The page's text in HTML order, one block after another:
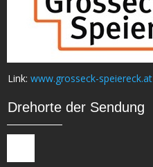
Link: www.grosseck-speiereck.at
Drehorte der Sendung